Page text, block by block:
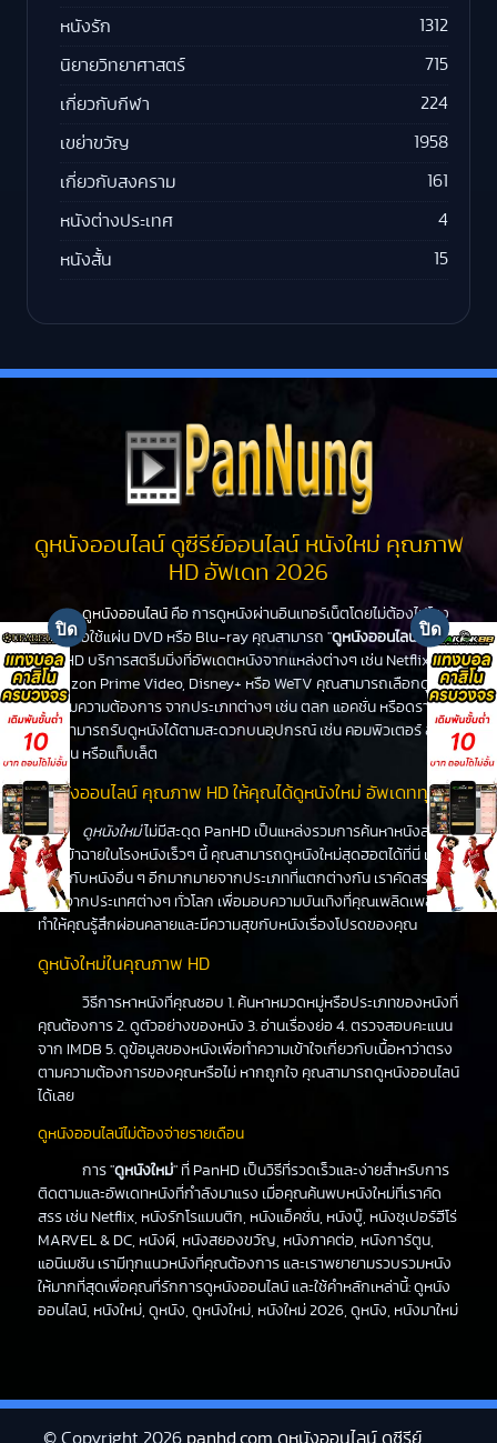
หนังรัก 1312
นิยายวิทยาศาสตร์ 715
เกี่ยวกับกีฬา 224
เขย่าขวัญ 1958
เกี่ยวกับสงคราม 161
หนังต่างประเทศ 4
หนังสั้น 15
ดูหนังออนไลน์ ดูซีรีย์ออนไลน์ หนังใหม่ คุณภาพ
HD อัพเดท 2026
ดูหนังออนไลน์ คือ การดูหนังผ่านอินเทอร์เน็ตโดยไม่ต้องไปโรง
หนังหรือใช้แผ่น DVD หรือ Blu-ray คุณสามารถ "ดูหนังออนไลน์ " ได้ที่
PanHD บริการสตรีมมิ่งที่อัพเดตหนังจากแหล่งต่างๆ เช่น Netflix,
Amazon Prime Video, Disney+ หรือ WeTV คุณสามารถเลือกดูหนัง
ได้ตามความต้องการ จากประเภทต่างๆ เช่น ตลก แอคชั่น หรือดราม่า
คุณสามารถรับดูหนังได้ตามสะดวกบนอุปกรณ์ เช่น คอมพิวเตอร์ สมา
ร์ทโฟน หรือแท็บเล็ต
ดูหนังออนไลน์ คุณภาพ HD ให้คุณได้ดูหนังใหม่ อัพเดททุกวัน
ดูหนังใหม่ไม่มีสะดุด PanHD เป็นแหล่งรวมการค้นหาหนังล่าสุด
ที่จะเข้าฉายในโรงหนังเร็วๆ นี้ คุณสามารถดูหนังใหม่สุดฮอตได้ที่นี่ เช่น
เดียวกับหนังอื่น ๆ อีกมากมายจากประเภทที่แตกต่างกัน เราคัดสรร
หนังจากประเทศต่างๆ ทั่วโลก เพื่อมอบความบันเทิงที่คุณเพลิดเพลิน
ทำให้คุณรู้สึกผ่อนคลายและมีความสุขกับหนังเรื่องโปรดของคุณ
ดูหนังใหม่ในคุณภาพ HD
วิธีการหาหนังที่คุณชอบ 1. ค้นหาหมวดหมู่หรือประเภทของหนังที่
คุณต้องการ 2. ดูตัวอย่างของหนัง 3. อ่านเรื่องย่อ 4. ตรวจสอบคะแนน
จาก IMDB 5. ดูข้อมูลของหนังเพื่อทำความเข้าใจเกี่ยวกับเนื้อหาว่าตรง
ตามความต้องการของคุณหรือไม่ หากถูกใจ คุณสามารถดูหนังออนไลน์
ได้เลย
ดูหนังออนไลน์ไม่ต้องจ่ายรายเดือน
การ "ดูหนังใหม่" ที่ PanHD เป็นวิธีที่รวดเร็วและง่ายสำหรับการ
ติดตามและอัพเดทหนังที่กำลังมาแรง เมื่อคุณค้นพบหนังใหม่ที่เราคัด
สรร เช่น Netflix, หนังรักโรแมนติก, หนังแอ็คชั่น, หนังบู๊, หนังซุเปอร์ฮีโร่
MARVEL & DC, หนังผี, หนังสยองขวัญ, หนังภาคต่อ, หนังการ์ตูน,
แอนิเมชัน เรามีทุกแนวหนังที่คุณต้องการ และเราพยายามรวบรวมหนัง
ให้มากที่สุดเพื่อคุณที่รักการดูหนังออนไลน์ และใช้คำหลักเหล่านี้: ดูหนัง
ออนไลน์, หนังใหม่, ดูหนัง, ดูหนังใหม่, หนังใหม่ 2026, ดูหนัง, หนังมาใหม่
© Copyright 2026 panhd.com ดูหนังออนไลน์ ดูซีรีย์